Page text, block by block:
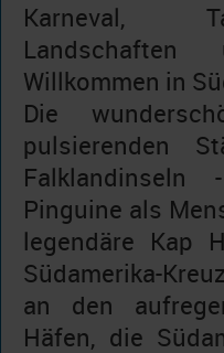
Karneval,
Landschaften
Willkommen in
Die
pulsierenden
Pinguine als
legendäre Kap
Südamerika-
an den
Häfen, die